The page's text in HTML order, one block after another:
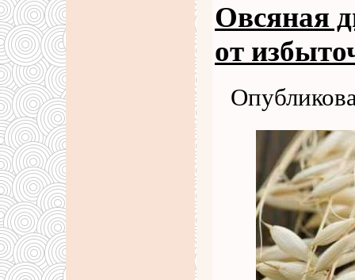
Овсяная
от